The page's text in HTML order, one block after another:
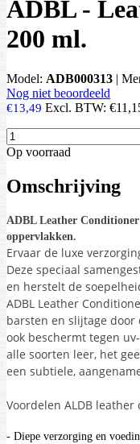
ADBL -
200 ml.
Model: ADB000313 |
Nog niet beoordeeld
€13,49 Excl. BTW:
Op voorraad
Omschrijving
ADBL Leather
oppervlakken.
Ervaar de luxe
Deze speciaal
en herstelt de
ADBL Leather
barsten en slijtage door
ook beschermt tegen
alle soorten leer, het
een subtiele,
Voordelen ALDB
- Diepe verzorging en